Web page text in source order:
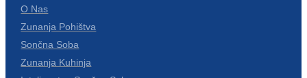
O Nas
Zunanja Pohištva
Sončna Soba
Zunanja Kuhinja